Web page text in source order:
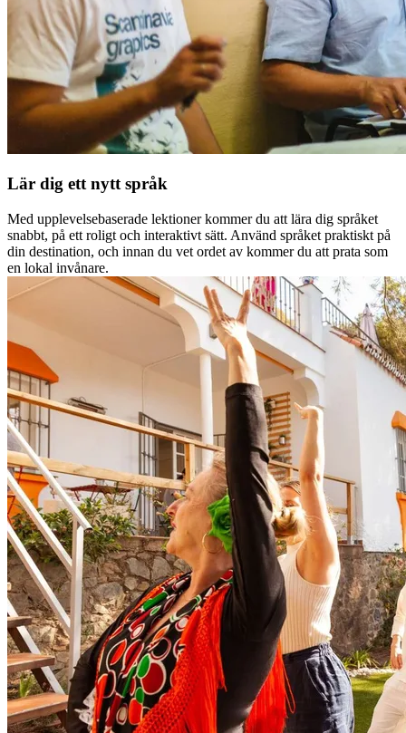
Lär dig ett nytt språk
Med upplevelsebaserade lektioner kommer du att lära dig språket
snabbt, på ett roligt och interaktivt sätt. Använd språket praktiskt på
din destination, och innan du vet ordet av kommer du att prata som
en lokal invånare.